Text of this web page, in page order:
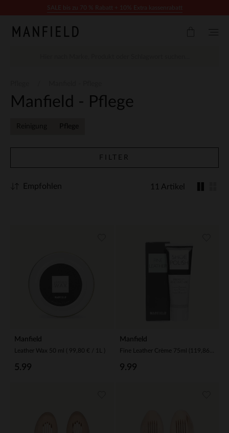
Manfield - Pflege
Reinigung Pflege
FILTER
11 Artikel
Empfohlen
Manfield
Leather Wax 50 ml ( 99,80 € / 1L )
5.99
Manfield
9.99